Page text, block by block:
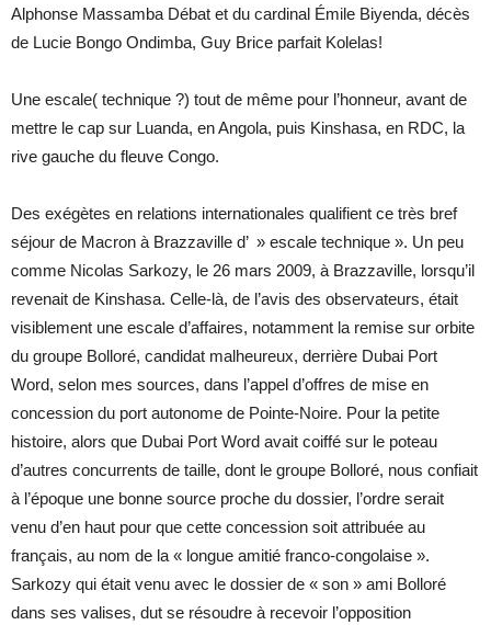
Alphonse Massamba Débat et du cardinal Émile Biyenda, décès
de Lucie Bongo Ondimba, Guy Brice parfait Kolelas!
Une escale( technique ?) tout de même pour l’honneur, avant de
mettre le cap sur Luanda, en Angola, puis Kinshasa, en RDC, la
rive gauche du fleuve Congo.
Des exégètes en relations internationales qualifient ce très bref
séjour de Macron à Brazzaville d’ » escale technique ». Un peu
comme Nicolas Sarkozy, le 26 mars 2009, à Brazzaville, lorsqu’il
revenait de Kinshasa. Celle-là, de l’avis des observateurs, était
visiblement une escale d’affaires, notamment la remise sur orbite
du groupe Bolloré, candidat malheureux, derrière Dubai Port
Word, selon mes sources, dans l’appel d’offres de mise en
concession du port autonome de Pointe-Noire. Pour la petite
histoire, alors que Dubai Port Word avait coiffé sur le poteau
d’autres concurrents de taille, dont le groupe Bolloré, nous confiait
à l’époque une bonne source proche du dossier, l’ordre serait
venu d’en haut pour que cette concession soit attribuée au
français, au nom de la « longue amitié franco-congolaise ».
Sarkozy qui était venu avec le dossier de « son » ami Bolloré
dans ses valises, dut se résoudre à recevoir l’opposition